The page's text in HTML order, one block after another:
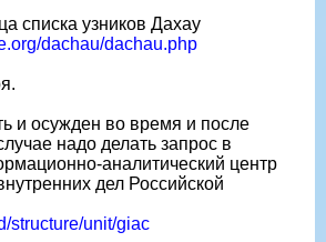
списка узников Дахау
dachau/dachau.php
и осужден во время и после
надо делать запрос в
аналитический центр
дел Российской
structure/unit/giac